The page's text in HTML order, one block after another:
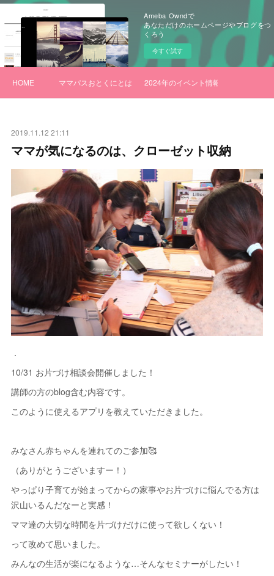
Ameba Owndで
あなただけのホームページやブログをつ
くろう
今すぐ試す
HOME ママパスおとくにとは 2024年のイベント情報
2019.11.12 21:11
ママが気になるのは、クローゼット収納
．
10/31 お片づけ相談会開催しました！
講師の方のblog含む内容です。
このように使えるアプリを教えていただきました。
みなさん赤ちゃんを連れてのご参加🥰
（ありがとうございますー！）
やっぱり子育てが始まってからの家事やお片づけに悩んでる方は
沢山いるんだなーと実感！
ママ達の大切な時間を片づけだけに使って欲しくない！
って改めて思いました。
みんなの生活が楽になるような…そんなセミナーがしたい！